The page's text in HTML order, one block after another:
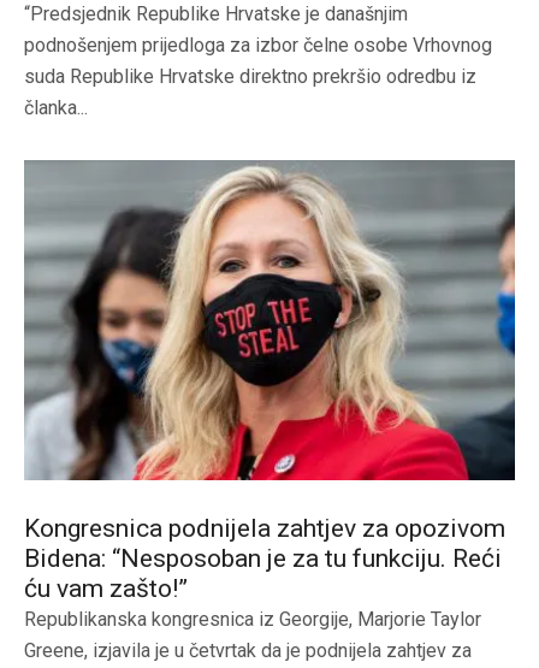
“Predsjednik Republike Hrvatske je današnjim
podnošenjem prijedloga za izbor čelne osobe Vrhovnog
suda Republike Hrvatske direktno prekršio odredbu iz
članka...
Kongresnica podnijela zahtjev za opozivom
Bidena: “Nesposoban je za tu funkciju. Reći
ću vam zašto!”
Republikanska kongresnica iz Georgije, Marjorie Taylor
Greene, izjavila je u četvrtak da je podnijela zahtjev za